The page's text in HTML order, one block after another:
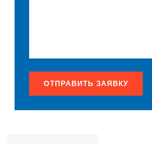
ОТПРАВИТЬ ЗАЯВКУ